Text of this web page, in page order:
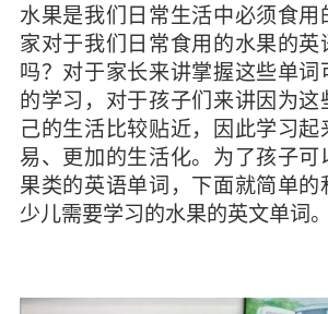
水果是我们日常生活中必须食用
家对于我们日常食用的水果的英
吗？对于家长来讲掌握这些单
的学习，对于孩子们来讲因为这
己的生活比较贴近，因此学习起
易、更加的生活化。为了孩子
果类的英语单词，下面就简单的
少儿需要学习的水果的英文单词。